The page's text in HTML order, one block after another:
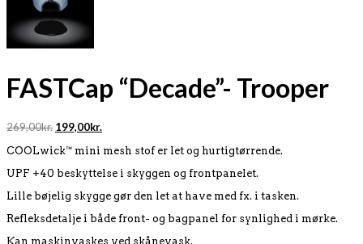
FASTCap “Decade”- Trooper
269,00kr. Original
was:
199,00kr.Current
is:
COOLwick™ mini mesh stof er let og hurtigtørrende.
UPF +40 beskyttelse i skyggen og frontpanelet.
Lille bøjelig skygge gør den let at have med fx. i tasken.
Refleksdetalje i både front- og bagpanel for synlighed i mørke.
Kan maskinvaskes ved skånevask.